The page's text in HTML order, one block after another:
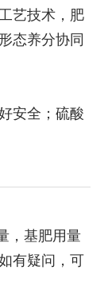
艺技术，肥
态养分协同
安全；硫酸
，基肥用量
有疑问，可